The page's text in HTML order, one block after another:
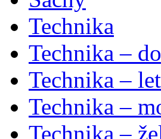
Technika
Technika –
Technika –
Technika –
Technika –